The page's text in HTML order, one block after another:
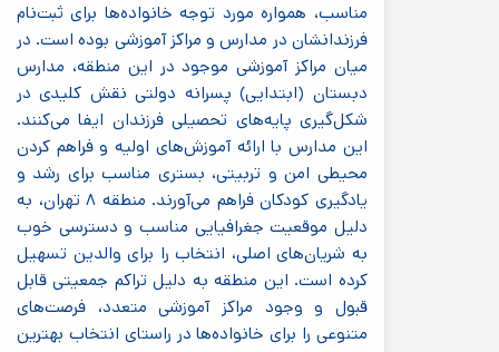
مناسب، همواره مورد توجه خانواده‌ها برای ثبت‌نام
فرزندانشان در مدارس و مراکز آموزشی بوده است. در
میان مراکز آموزشی موجود در این منطقه، مدارس
دبستان (ابتدایی) پسرانه دولتی نقش کلیدی در
شکل‌گیری پایه‌های تحصیلی فرزندان ایفا می‌کنند.
این مدارس با ارائه آموزش‌های اولیه و فراهم کردن
محیطی امن و تربیتی، بستری مناسب برای رشد و
یادگیری کودکان فراهم می‌آورند. منطقه ۸ تهران، به
دلیل موقعیت جغرافیایی مناسب و دسترسی خوب
به شریان‌های اصلی، انتخاب را برای والدین تسهیل
کرده است. این منطقه به دلیل تراکم جمعیتی قابل
قبول و وجود مراکز آموزشی متعدد، فرصت‌های
متنوعی را برای خانواده‌ها در راستای انتخاب بهترین